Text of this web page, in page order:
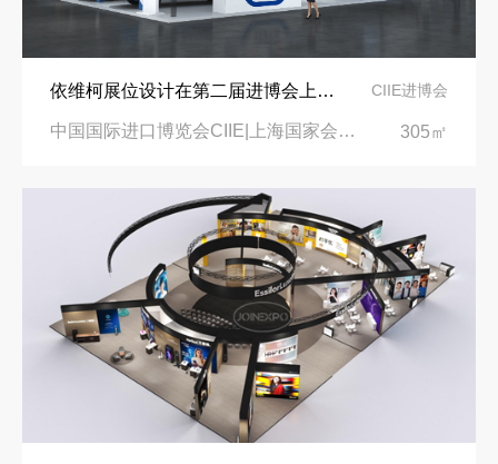
依维柯展位设计在第二届进博会上吸引万千瞩目 CIIE进博会
中国国际进口博览会CIIE|上海国家会展中心 305㎡